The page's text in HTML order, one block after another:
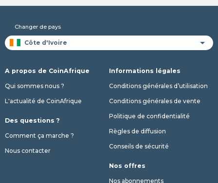
Changer de pays
A propos de CoinAfrique
Qui sommes nous ?
L'actualité de CoinAfrique
Des questions ?
Comment ça marche ?
Nous contacter
Informations légales
Conditions générales d’utilisation
Conditions générales de vente
Politique de confidentialité
Règles de diffusion
Conseils de sécurité
Nos offres
Nos abonnements